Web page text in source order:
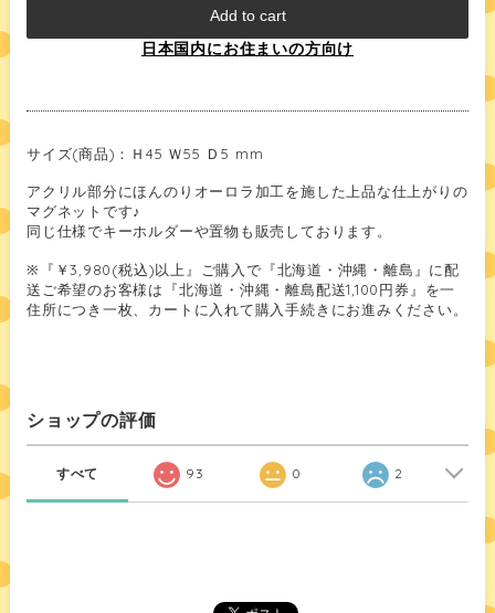
Add to cart
日本国内にお住まいの方向け
サイズ(商品)：Ｈ45 Ｗ55 Ｄ5 mm
アクリル部分にほんのりオーロラ加工を施した上品な仕上がりの
マグネットです♪
同じ仕様でキーホルダーや置物も販売しております。
※『￥3,980(税込)以上』ご購入で『北海道・沖縄・離島』に配
送ご希望のお客様は『北海道・沖縄・離島配送1,100円券』を一
住所につき一枚、カートに入れて購入手続きにお進みください。
ショップの評価
すべて 93 0 2